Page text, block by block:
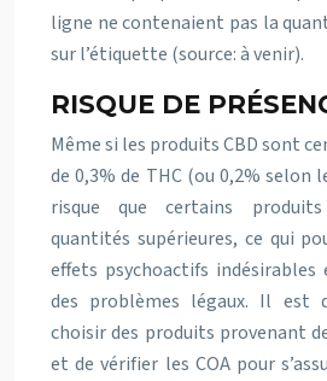
ligne ne contenaient pas la
sur l’étiquette (source: à venir).
RISQUE DE
Même si les produits CBD sont
de 0,3% de THC (ou 0,2% selon
risque que certains
quantités supérieures, ce qui
effets psychoactifs
des problèmes légaux. Il est
choisir des produits provenant
et de vérifier les COA pour